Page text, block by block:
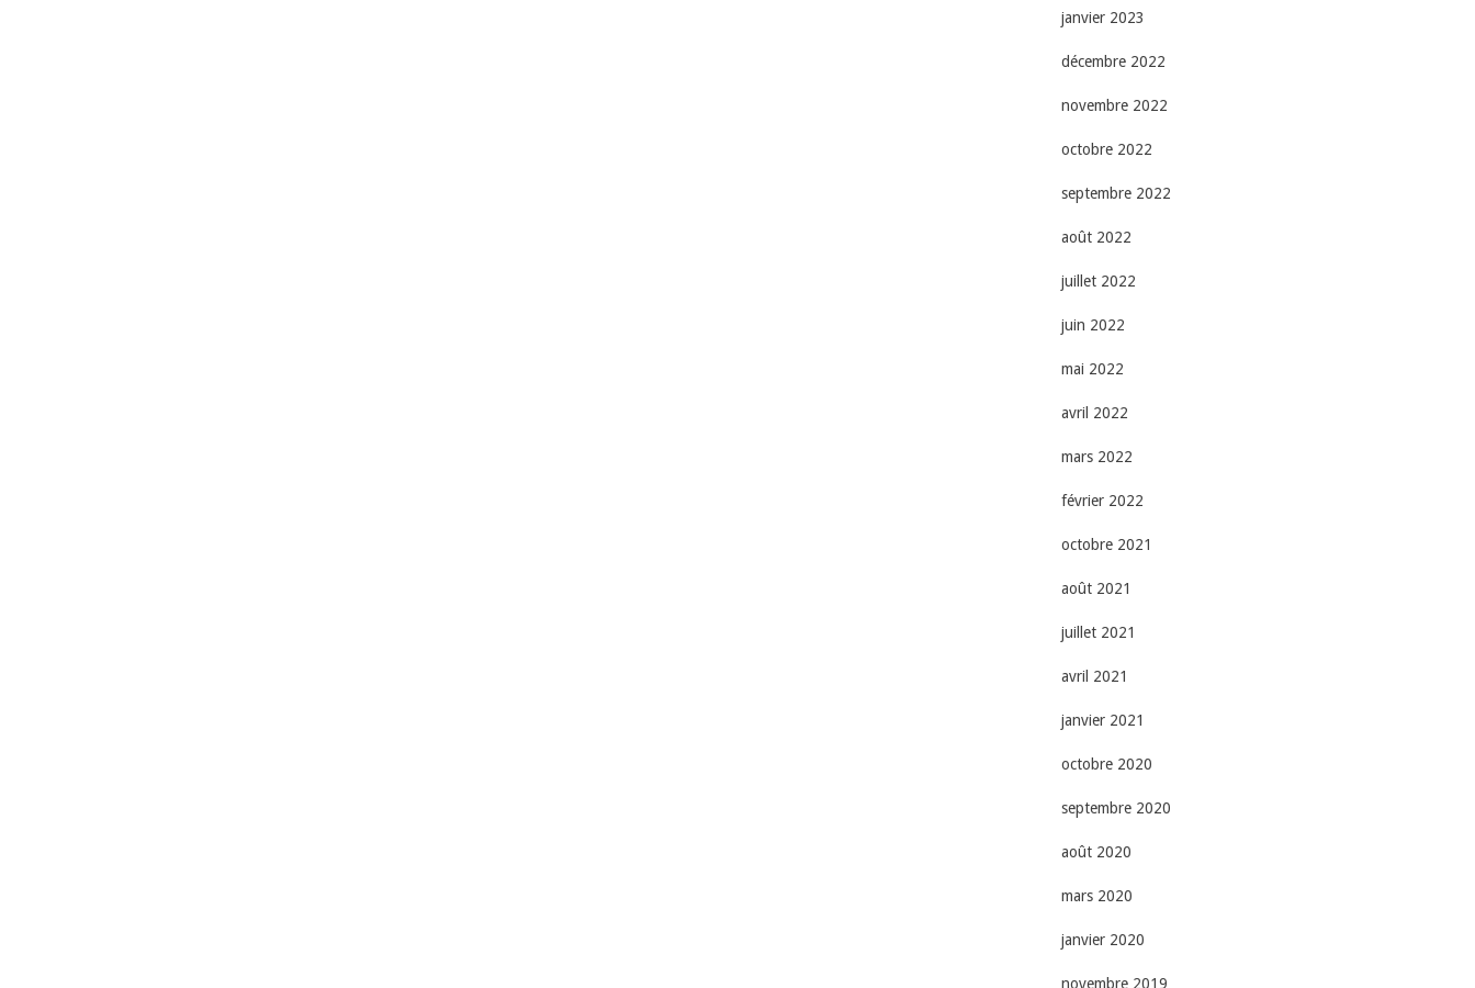
janvier 2023
décembre 2022
novembre 2022
octobre 2022
septembre 2022
août 2022
juillet 2022
juin 2022
mai 2022
avril 2022
mars 2022
février 2022
octobre 2021
août 2021
juillet 2021
avril 2021
janvier 2021
octobre 2020
septembre 2020
août 2020
mars 2020
janvier 2020
novembre 2019